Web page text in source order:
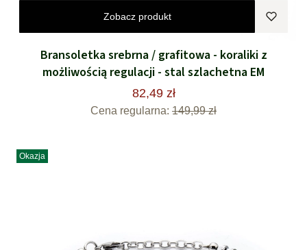
Zobacz produkt
Bransoletka srebrna / grafitowa - koraliki z
możliwością regulacji - stal szlachetna EM
82,49 zł
Cena regularna: 149,99 zł
Okazja